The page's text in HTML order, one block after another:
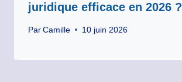
juridique efficace en 2026 ?
Par Camille 10 juin 2026